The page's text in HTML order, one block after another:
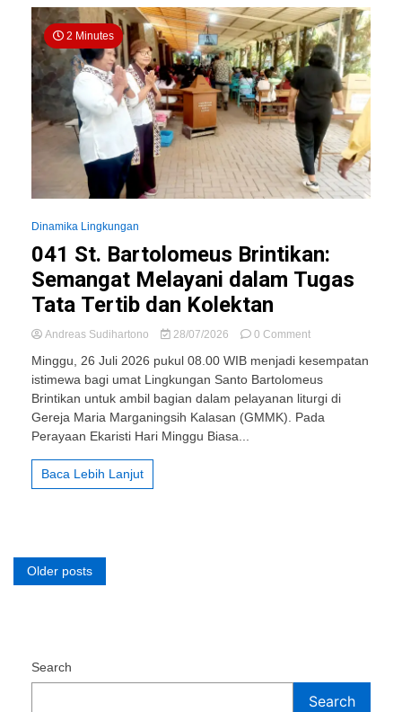
Rumah
Bapa
2 Minutes
Dinamika Lingkungan
041 St. Bartolomeus Brintikan:
Semangat Melayani dalam Tugas
Tata Tertib dan Kolektan
Andreas Sudihartono 28/07/2026 0 Commenton
St.
Bartolomeus
Brintikan:
Semangat
Minggu, 26 Juli 2026 pukul 08.00 WIB menjadi kesempatan
istimewa bagi umat Lingkungan Santo Bartolomeus
Brintikan untuk ambil bagian dalam pelayanan liturgi di
Gereja Maria Marganingsih Kalasan (GMMK). Pada
Perayaan Ekaristi Hari Minggu Biasa...
Baca Lebih Lanjut
Posts
Older posts
Search
Search